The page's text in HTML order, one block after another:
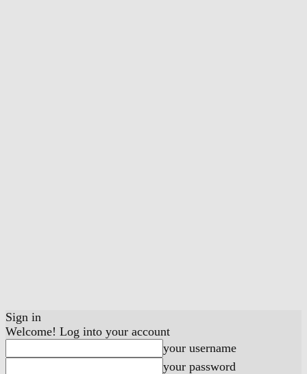
Sign in
Welcome! Log into your account
your username
your password